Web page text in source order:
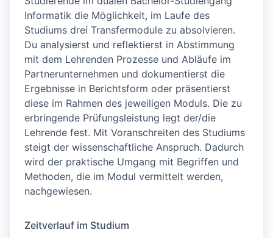
Informatik die Möglichkeit, im Laufe des
Studiums drei Transfermodule zu absolvieren.
Du analysierst und reflektierst in Abstimmung
mit dem Lehrenden Prozesse und Abläufe im
Partnerunternehmen und dokumentierst die
Ergebnisse in Berichtsform oder präsentierst
diese im Rahmen des jeweiligen Moduls. Die zu
erbringende Prüfungsleistung legt der/die
Lehrende fest. Mit Voranschreiten des Studiums
steigt der wissenschaftliche Anspruch. Dadurch
wird der praktische Umgang mit Begriffen und
Methoden, die im Modul vermittelt werden,
nachgewiesen.
Zeitverlauf im Studium